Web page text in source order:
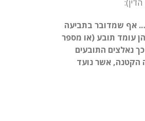
…. אף שמדובר בתביעה
עומד תובע (או מספר
נאלצים התובעים
הקטנה, אשר נועד